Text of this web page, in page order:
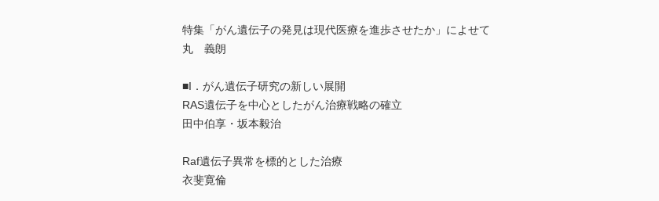
特集「がん遺伝子の発見は現代医療を進歩させたか」によせて
丸 義朗
■I．がん遺伝子研究の新しい展開
RAS遺伝子を中心としたがん治療戦略の確立
田中伯享・坂本毅治
Raf遺伝子異常を標的とした治療
衣斐寛倫